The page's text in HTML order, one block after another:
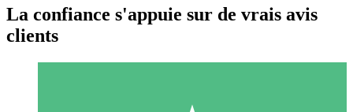
La confiance s'appuie sur de vrais avis
clients